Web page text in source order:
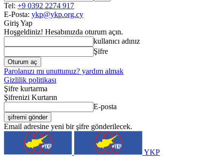
Tel: +9 0392 2274 917
E-Posta: ykp@ykp.org.cy
Giriş Yap
Hoşgeldiniz! Hesabınızda oturum açın.
kullanıcı adınız
Şifre
Parolanızı mı unuttunuz? yardım almak
Gizlilik politikası
Şifre kurtarma
Şifrenizi Kurtarın
E-posta
Email adresine yeni bir şifre gönderilecek.
YKP